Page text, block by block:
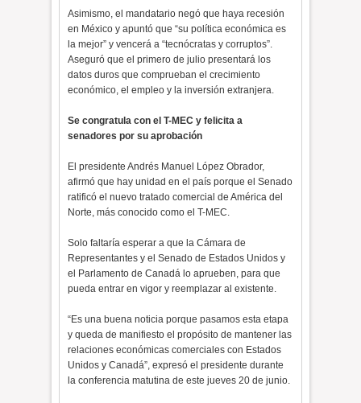
Asimismo, el mandatario negó que haya recesión
en México y apuntó que “su política económica es
la mejor” y vencerá a “tecnócratas y corruptos”.
Aseguró que el primero de julio presentará los
datos duros que comprueban el crecimiento
económico, el empleo y la inversión extranjera.
Se congratula con el T-MEC y felicita a
senadores por su aprobación
El presidente Andrés Manuel López Obrador,
afirmó que hay unidad en el país porque el Senado
ratificó el nuevo tratado comercial de América del
Norte, más conocido como el T-MEC.
Solo faltaría esperar a que la Cámara de
Representantes y el Senado de Estados Unidos y
el Parlamento de Canadá lo aprueben, para que
pueda entrar en vigor y reemplazar al existente.
“Es una buena noticia porque pasamos esta etapa
y queda de manifiesto el propósito de mantener las
relaciones económicas comerciales con Estados
Unidos y Canadá”, expresó el presidente durante
la conferencia matutina de este jueves 20 de junio.